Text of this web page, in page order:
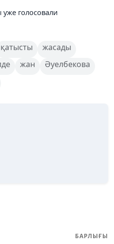
уже голосовали
қатысты
жасады
жан
Әуелбекова
БАРЛЫҒЫ